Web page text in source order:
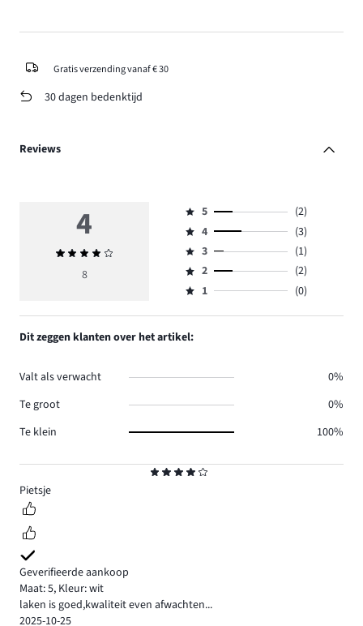
Gratis verzending vanaf € 30
30 dagen bedenktijd
Reviews
4
Pietsje
Geverifieerde aankoop
Maat: 5, Kleur: wit
laken is goed,kwaliteit even afwachten...
2025-10-25
4
Gemiddelde
beoordeling
8
Beoordeling
5,
aantal
reviews
2.
5
(2)
Beoordeling
4,
aantal
reviews
4
(3)
Beoordeling
3,
aantal
3
(1)
Beoordeling
2,
2.
2
(2)
Beoordeling
1,
aantal
reviews
1 (0)
Dit zeggen klanten over het artikel:
Valt als verwacht
0%
Te groot
0%
Te klein
100%